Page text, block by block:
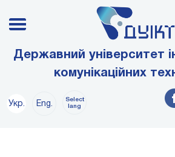
Державний університет
комунікаційних
Укр. Eng.
Select
lang